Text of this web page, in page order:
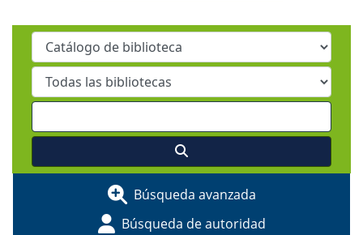
Búsqueda avanzada
Búsqueda de autoridad